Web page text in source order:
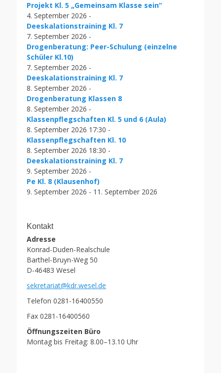
Projekt Kl. 5 „Gemeinsam Klasse sein“
4. September 2026 -
Deeskalationstraining Kl. 7
7. September 2026 -
Drogenberatung: Peer-Schulung (einzelne
Schüler Kl.10)
7. September 2026 -
Deeskalationstraining Kl. 7
8. September 2026 -
Drogenberatung Klassen 8
8. September 2026 -
Klassenpflegschaften Kl. 5 und 6 (Aula)
8. September 2026 17:30 -
Klassenpflegschaften Kl. 10
8. September 2026 18:30 -
Deeskalationstraining Kl. 7
9. September 2026 -
Pe Kl. 8 (Klausenhof)
9. September 2026 - 11. September 2026
Kontakt
Adresse
Konrad-Duden-Realschule
Barthel-Bruyn-Weg 50
D-46483 Wesel
sekretariat@kdr.wesel.de
Telefon 0281-16400550
Fax 0281-16400560
Öffnungszeiten Büro
Montag bis Freitag: 8.00–13.10 Uhr